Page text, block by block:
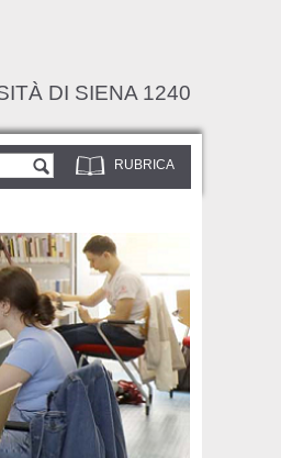
DI SIENA 1240
RUBRICA